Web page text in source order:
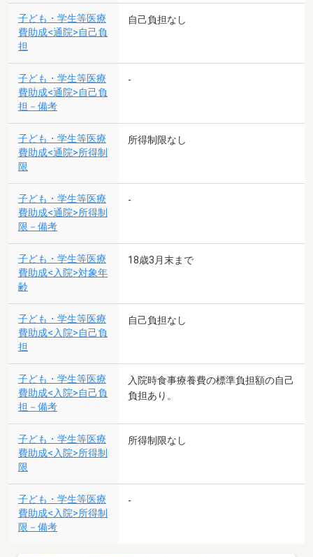
子ども・学生等医療
費助成<通院>自己負
担
自己負担なし
子ども・学生等医療
費助成<通院>自己負
担－備考
-
子ども・学生等医療
費助成<通院>所得制
限
所得制限なし
子ども・学生等医療
費助成<通院>所得制
限－備考
-
子ども・学生等医療
費助成<入院>対象年
齢
18歳3月末まで
子ども・学生等医療
費助成<入院>自己負
担
自己負担なし
子ども・学生等医療
費助成<入院>自己負
担－備考
入院時食事療養費の標準負担額の自己
負担あり。
子ども・学生等医療
費助成<入院>所得制
限
所得制限なし
子ども・学生等医療
費助成<入院>所得制
限－備考
-